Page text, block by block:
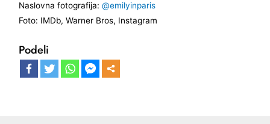
Naslovna fotografija:@emilyinparis
Foto: IMDb, Warner Bros, Instagram
Podeli